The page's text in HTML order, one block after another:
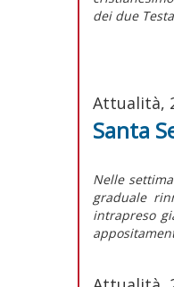
dei due
Attualità,
Santa
Nelle
graduale
intrapreso